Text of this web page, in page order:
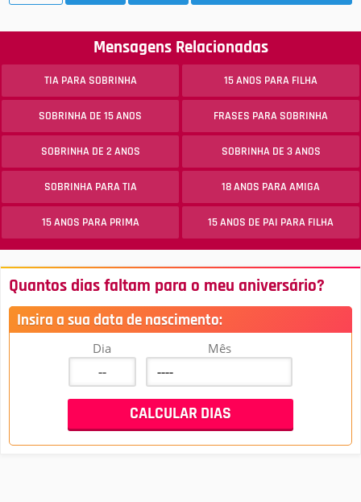
Mensagens Relacionadas
TIA PARA SOBRINHA 15 ANOS PARA FILHA
SOBRINHA DE 15 ANOS FRASES PARA SOBRINHA
SOBRINHA DE 2 ANOS SOBRINHA DE 3 ANOS
SOBRINHA PARA TIA 18 ANOS PARA AMIGA
15 ANOS PARA PRIMA 15 ANOS DE PAI PARA FILHA
Quantos dias faltam para o meu aniversário?
Insira a sua data de nascimento:
Dia Mês